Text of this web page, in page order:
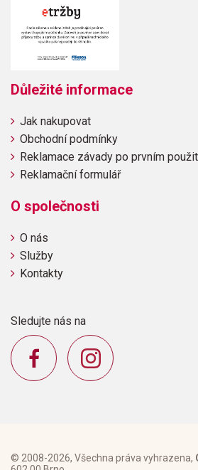
Důležité informace
Jak nakupovat
Obchodní podmínky
Reklamace závady po prvním
Reklamační formulář
O společnosti
O nás
Služby
Kontakty
Sledujte nás na
© 2008-2026, Všechna práva vyhrazena,